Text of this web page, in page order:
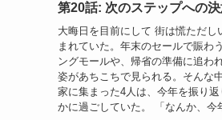
第20話: 次のステップへの
大晦日を目前にして 街は慌ただし
まれていた。年末のセールで賑わ
ングモールや、帰省の準備に追わ
姿があちこちで見られる。そんな
家に集まった4人は、今年を振り
かに過ごしていた。 「なんか、今